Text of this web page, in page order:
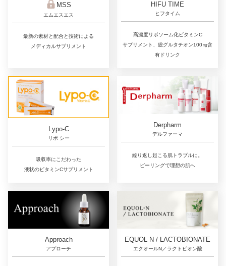
MSS
エムエスエス
最新の素材と配合と技術による
メディカルサプリメント
HIFU TIME
ヒフタイム
高濃度リポソーム化ビタミンC
サプリメント、総グルタチオン100㎎含
有ドリンク
Lypo-C
リポ シー
吸収率にこだわった
液状のビタミンCサプリメント
Derpharm
デルファーマ
繰り返し起こる肌トラブルに。
ピーリングで理想の肌へ
Approach
アプローチ
EQUOL N / LACTOBIONATE
エクオールN／ラクトビオン酸